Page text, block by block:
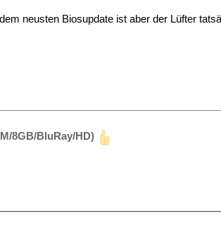
neusten Biosupdate ist aber der Lüfter
8GB/BluRay/HD)